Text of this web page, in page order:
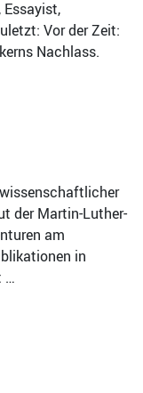
Essayist,
Vor der Zeit:
Nachlass.
der Martin-Luther-
am
in
…